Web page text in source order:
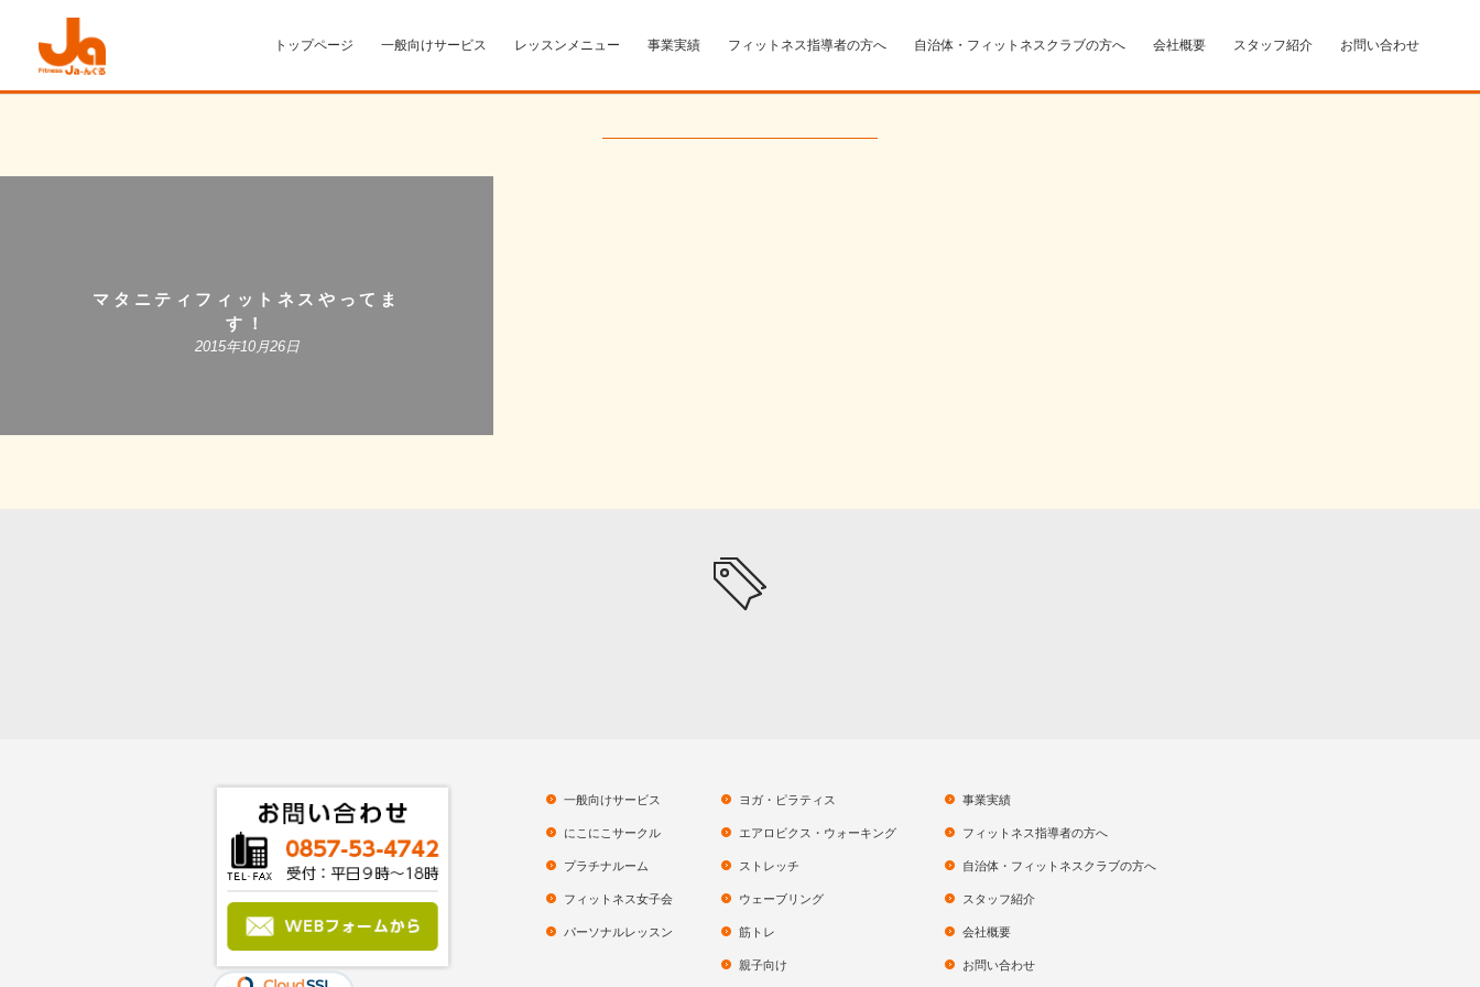
トップページ 一般向けサービス レッスンメニュー 事業実績 フィットネス指導者の方へ 自治体・フィットネスクラブの方へ 会社概要 スタッフ紹介 お問い合わせ
マタニティフィットネスやってま
す！
2015年10月26日
一般向けサービス
にこにこサークル
プラチナルーム
フィットネス女子会
パーソナルレッスン
ヨガ・ピラティス
エアロビクス・ウォーキング
ストレッチ
ウェーブリング
筋トレ
親子向け
事業実績
フィットネス指導者の方へ
自治体・フィットネスクラブの方へ
スタッフ紹介
会社概要
お問い合わせ